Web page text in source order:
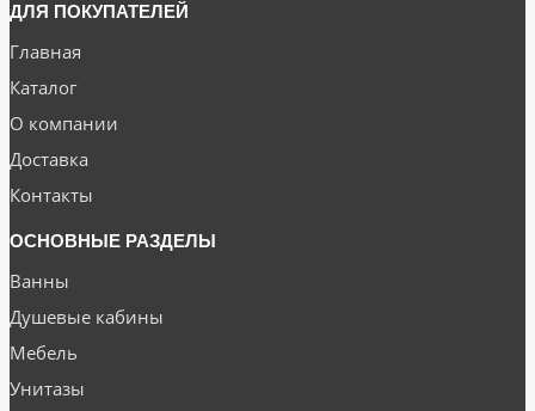
ДЛЯ ПОКУПАТЕЛЕЙ
Главная
Каталог
О компании
Доставка
Контакты
ОСНОВНЫЕ РАЗДЕЛЫ
Ванны
Душевые кабины
Мебель
Унитазы